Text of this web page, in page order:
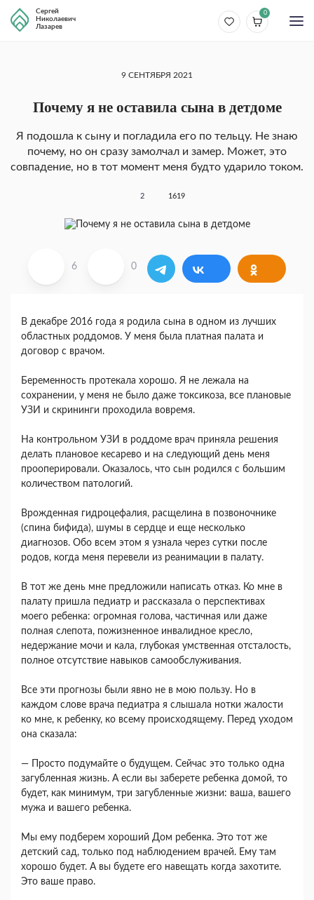
Сергей
Николаевич
Лазарев
0
9 СЕНТЯБРЯ 2021
Почему я не оставила сына в детдоме
Я подошла к сыну и погладила его по тельцу. Не знаю
почему, но он сразу замолчал и замер. Может, это
совпадение, но в тот момент меня будто ударило током.
2 1619
6 0
В декабре 2016 года я родила сына в одном из лучших
областных роддомов. У меня была платная палата и
договор с врачом.
Беременность протекала хорошо. Я не лежала на
сохранении, у меня не было даже токсикоза, все плановые
УЗИ и скрининги проходила вовремя.
На контрольном УЗИ в роддоме врач приняла решения
делать плановое кесарево и на следующий день меня
прооперировали. Оказалось, что сын родился с большим
количеством патологий.
Врожденная гидроцефалия, расщелина в позвоночнике
(спина бифида), шумы в сердце и еще несколько
диагнозов. Обо всем этом я узнала через сутки после
родов, когда меня перевели из реанимации в палату.
В тот же день мне предложили написать отказ. Ко мне в
палату пришла педиатр и рассказала о перспективах
моего ребенка: огромная голова, частичная или даже
полная слепота, пожизненное инвалидное кресло,
недержание мочи и кала, глубокая умственная отсталость,
полное отсутствие навыков самообслуживания.
Все эти прогнозы были явно не в мою пользу. Но в
каждом слове врача педиатра я слышала нотки жалости
ко мне, к ребенку, ко всему происходящему. Перед уходом
она сказала:
— Просто подумайте о будущем. Сейчас это только одна
загубленная жизнь. А если вы заберете ребенка домой, то
будет, как минимум, три загубленные жизни: ваша, вашего
мужа и вашего ребенка.
Мы ему подберем хороший Дом ребенка. Это тот же
детский сад, только под наблюдением врачей. Ему там
хорошо будет. А вы будете его навещать когда захотите.
Это ваше право.